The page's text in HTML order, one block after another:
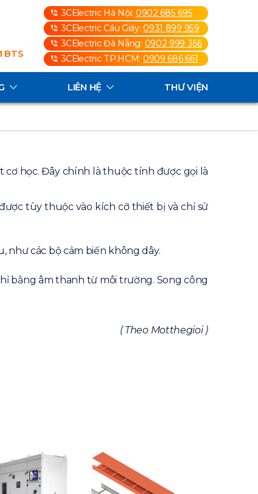
BTS
3CElectric Hà Nội: 0902 685 695
3CElectric Cầu Giấy:0931 899 959
3CElectric Đà Nẵng: 0902 999 356
3CElectric TP.HCM: 0909 686 661
LIÊN HỆ THƯ VIỆN
học. Đây chính là thuộc tính được gọi là
tùy thuộc vào kích cỡ thiết bị và chỉ sử
như các bộ cảm biến không dây.
bằng âm thanh từ môi trường. Song công
( Theo Motthegioi )